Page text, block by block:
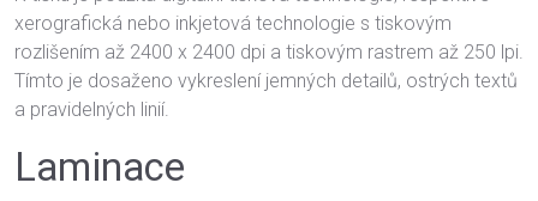
xerografická nebo inkjetová technologie s tiskovým
rozlišením až 2400 x 2400 dpi a tiskovým rastrem až 250 lpi.
Tímto je dosaženo vykreslení jemných detailů, ostrých textů
a pravidelných linií.
Laminace